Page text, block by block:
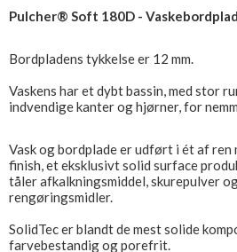
Pulcher® Soft 180D -
Bordpladens tykkelse er 12 mm.
Vaskens har et dybt bassin, med stor
indvendige kanter og hjørner, for
Vask og bordplade er udført i ét af ren
finish, et eksklusivt solid surface
tåler afkalkningsmiddel, skurepulver
rengøringsmidler.
SolidTec er blandt de mest solide
farvebestandig og porefrit.